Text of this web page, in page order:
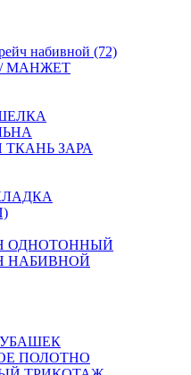
набивной (72)
МАНЖЕТ
ЗАРА
ОДНОТОННЫЙ
НАБИВНОЙ
ПОЛОТНО